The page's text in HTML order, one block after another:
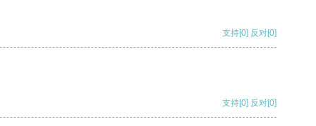
支持[0] 反对[0]
支持[0] 反对[0]